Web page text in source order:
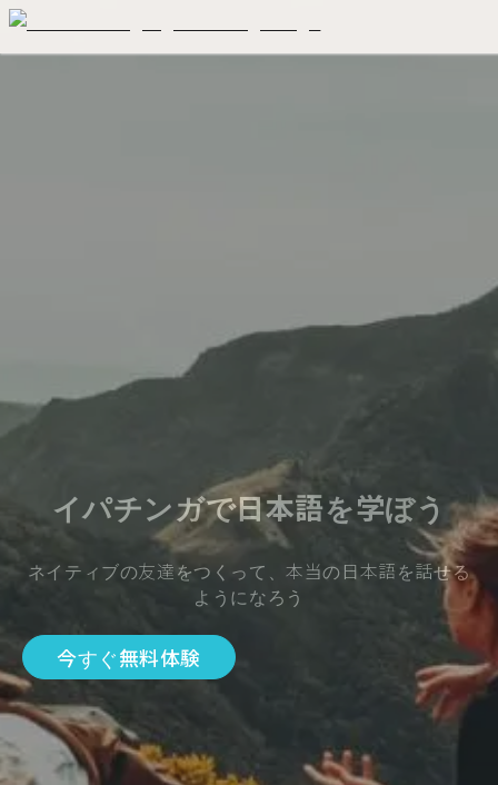
イパチンガで日本語を学ぼう
ネイティブの友達をつくって、本当の日本語を話せる
ようになろう
今すぐ無料体験